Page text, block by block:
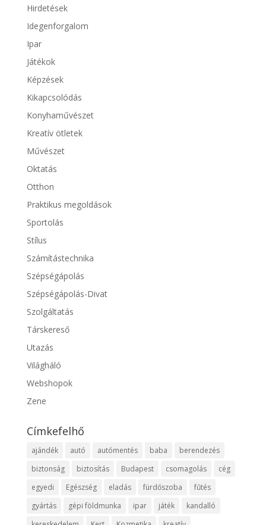
Hirdetések
Idegenforgalom
Ipar
Játékok
Képzések
Kikapcsolódás
Konyhaművészet
Kreatív ötletek
Művészet
Oktatás
Otthon
Praktikus megoldások
Sportolás
Stílus
Számítástechnika
Szépségápolás
Szépségápolás-Divat
Szolgáltatás
Társkereső
Utazás
Világháló
Webshopok
Zene
Címkefelhő
ajándék autó autómentés baba
berendezés
biztonság
biztosítás Budapest csomagolás
cég
egyedi
Egészség eladás fürdőszoba
fűtés
gyártás
gépi földmunka ipar játék
kandalló